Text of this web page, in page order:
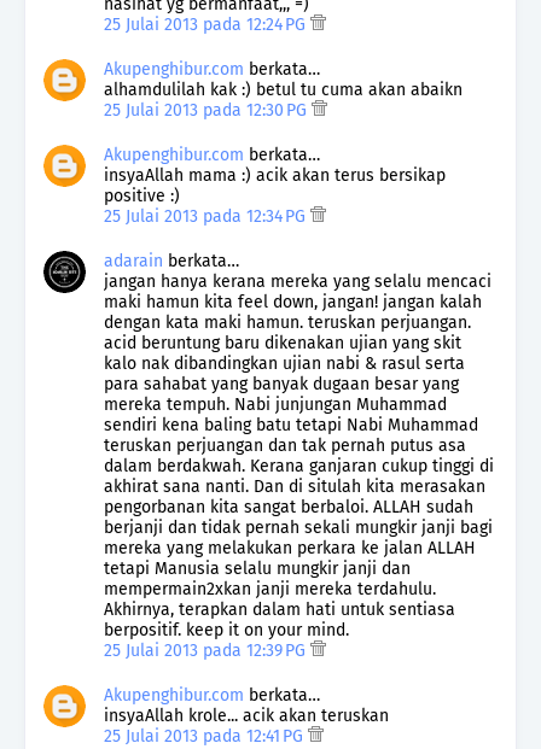
nasihat yg bermanfaat,,, =)
25 Julai 2013 pada 12:24 PG
Akupenghibur.com berkata…
alhamdulilah kak :) betul tu cuma akan abaikn
25 Julai 2013 pada 12:30 PG
Akupenghibur.com berkata…
insyaAllah mama :) acik akan terus bersikap
positive :)
25 Julai 2013 pada 12:34 PG
adarain berkata…
jangan hanya kerana mereka yang selalu mencaci
maki hamun kita feel down, jangan! jangan kalah
dengan kata maki hamun. teruskan perjuangan.
acid beruntung baru dikenakan ujian yang skit
kalo nak dibandingkan ujian nabi & rasul serta
para sahabat yang banyak dugaan besar yang
mereka tempuh. Nabi junjungan Muhammad
sendiri kena baling batu tetapi Nabi Muhammad
teruskan perjuangan dan tak pernah putus asa
dalam berdakwah. Kerana ganjaran cukup tinggi di
akhirat sana nanti. Dan di situlah kita merasakan
pengorbanan kita sangat berbaloi. ALLAH sudah
berjanji dan tidak pernah sekali mungkir janji bagi
mereka yang melakukan perkara ke jalan ALLAH
tetapi Manusia selalu mungkir janji dan
mempermain2xkan janji mereka terdahulu.
Akhirnya, terapkan dalam hati untuk sentiasa
berpositif. keep it on your mind.
25 Julai 2013 pada 12:39 PG
Akupenghibur.com berkata…
insyaAllah krole... acik akan teruskan
25 Julai 2013 pada 12:41 PG